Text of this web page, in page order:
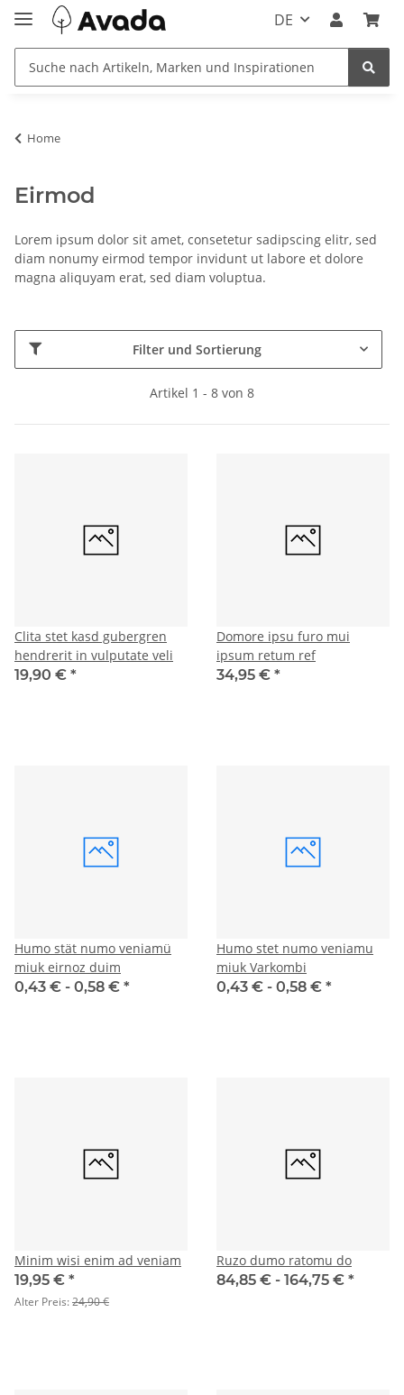
DE
Home
Eirmod
Lorem ipsum dolor sit amet, consetetur sadipscing elitr, sed
diam nonumy eirmod tempor invidunt ut labore et dolore
magna aliquyam erat, sed diam voluptua.
Filter und Sortierung
Artikel 1 - 8 von 8
Clita stet kasd gubergren
hendrerit in vulputate veli
19,90 € *
Domore ipsu furo mui
ipsum retum ref
34,95 € *
Humo stät numo veniamü
miuk eirnoz duim
0,43 € - 0,58 € *
Humo stet numo veniamu
miuk Varkombi
0,43 € - 0,58 € *
Minim wisi enim ad veniam
19,95 € *
Alter Preis:24,90 €
Ruzo dumo ratomu do
84,85 € - 164,75 € *